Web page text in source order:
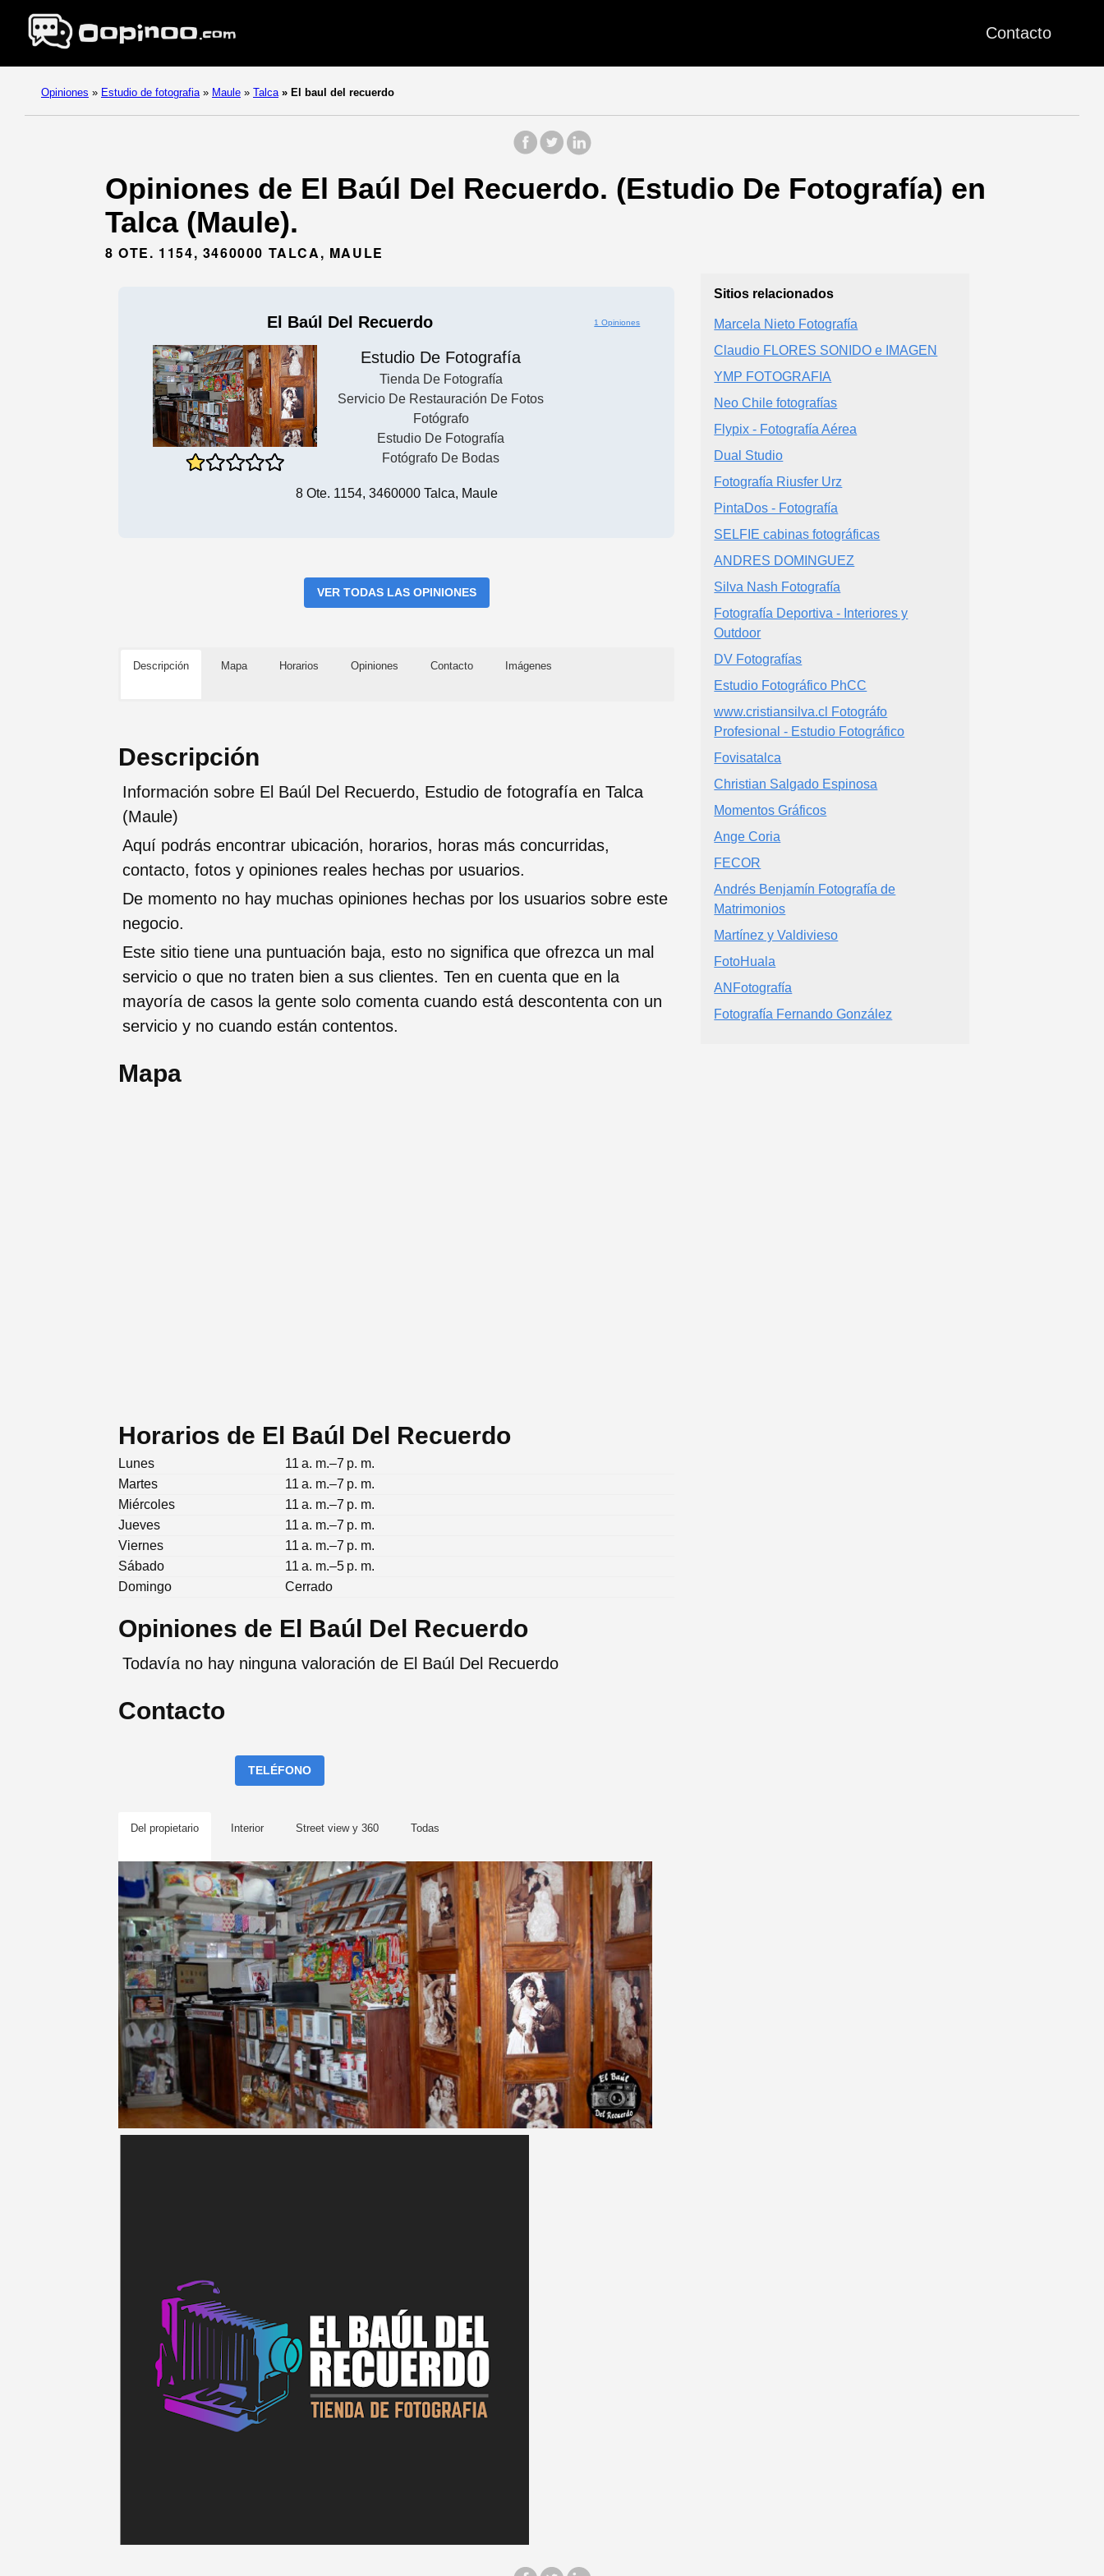
Contacto
Opiniones » Estudio de fotografia » Maule » Talca » El baul del recuerdo
Opiniones de El Baúl Del Recuerdo. (Estudio De Fotografía) en
Talca (Maule).
8 OTE. 1154, 3460000 TALCA, MAULE
El Baúl Del Recuerdo 1 Opiniones
Estudio De Fotografía
Tienda De Fotografía
Servicio De Restauración De Fotos
Fotógrafo
Estudio De Fotografía
Fotógrafo De Bodas
8 Ote. 1154, 3460000 Talca, Maule
VER TODAS LAS OPINIONES
Descripción Mapa Horarios Opiniones Contacto Imágenes
Descripción
Información sobre El Baúl Del Recuerdo, Estudio de fotografía en Talca
(Maule)
Aquí podrás encontrar ubicación, horarios, horas más concurridas,
contacto, fotos y opiniones reales hechas por usuarios.
De momento no hay muchas opiniones hechas por los usuarios sobre este
negocio.
Este sitio tiene una puntuación baja, esto no significa que ofrezca un mal
servicio o que no traten bien a sus clientes. Ten en cuenta que en la
mayoría de casos la gente solo comenta cuando está descontenta con un
servicio y no cuando están contentos.
Mapa
Horarios de El Baúl Del Recuerdo
Lunes
11 a. m.–7 p. m.
Martes
11 a. m.–7 p. m.
Miércoles
11 a. m.–7 p. m.
Jueves
11 a. m.–7 p. m.
Viernes
11 a. m.–7 p. m.
Sábado
11 a. m.–5 p. m.
Domingo
Cerrado
Opiniones de El Baúl Del Recuerdo
Todavía no hay ninguna valoración de El Baúl Del Recuerdo
Contacto
TELÉFONO
Del propietario Interior Street view y 360 Todas
Sitios relacionados
Marcela Nieto Fotografía
Claudio FLORES SONIDO e IMAGEN
YMP FOTOGRAFIA
Neo Chile fotografías
Flypix - Fotografía Aérea
Dual Studio
Fotografía Riusfer Urz
PintaDos - Fotografía
SELFIE cabinas fotográficas
ANDRES DOMINGUEZ
Silva Nash Fotografía
Fotografía Deportiva - Interiores y
Outdoor
DV Fotografías
Estudio Fotográfico PhCC
www.cristiansilva.cl Fotográfo
Profesional - Estudio Fotográfico
Fovisatalca
Christian Salgado Espinosa
Momentos Gráficos
Ange Coria
FECOR
Andrés Benjamín Fotografía de
Matrimonios
Martínez y Valdivieso
FotoHuala
ANFotografía
Fotografía Fernando González